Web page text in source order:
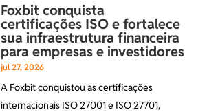
Foxbit conquista
certificações ISO e fortalece
sua infraestrutura financeira
para empresas e investidores
jul 27, 2026
A Foxbit conquistou as certificações
internacionais ISO 27001 e ISO 27701,